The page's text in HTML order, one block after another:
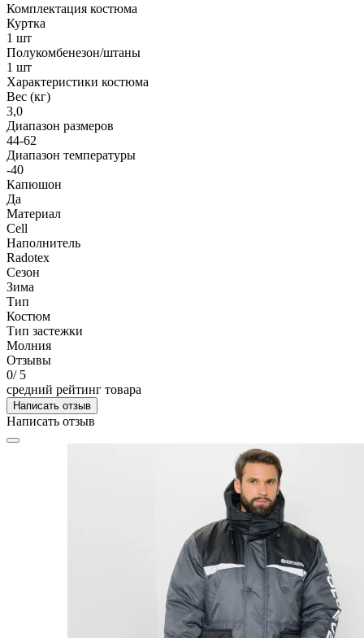
Комплектация костюма
Куртка
1 шт
Полукомбенезон/штаны
1 шт
Характеристики костюма
Вес (кг)
3,0
Диапазон размеров
44-62
Диапазон температуры
-40
Капюшон
Да
Материал
Cell
Наполнитель
Radotex
Сезон
Зима
Тип
Костюм
Тип застежки
Молния
Отзывы
0/ 5
средний рейтинг товара
Написать отзыв
Написать отзыв